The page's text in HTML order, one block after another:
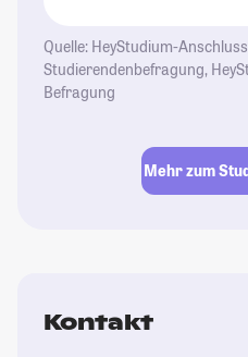
Quelle: HeyStudium-
Studierendenbefragung,
Befragung
Mehr zum
Kontakt